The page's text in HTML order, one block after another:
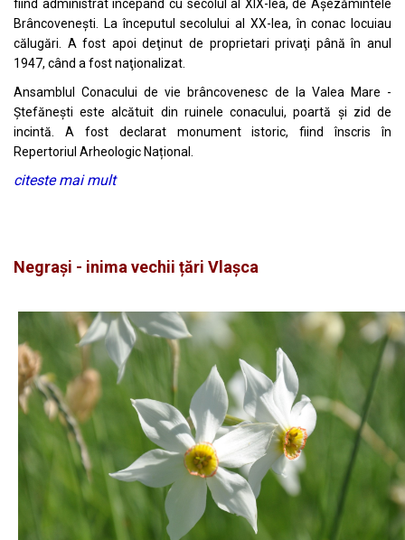
fiind administrat începând cu secolul al XIX-lea, de Aşezămintele
Brâncoveneşti. La începutul secolului al XX-lea, în conac locuiau
călugări. A fost apoi deţinut de proprietari privaţi până în anul
1947, când a fost naţionalizat.
Ansamblul Conacului de vie brâncovenesc de la Valea Mare -
Ștefănești este alcătuit din ruinele conacului, poartă şi zid de
incintă. A fost declarat monument istoric, fiind înscris în
Repertoriul Arheologic Național.
citeste mai mult
Negrași - inima vechii țări Vlașca